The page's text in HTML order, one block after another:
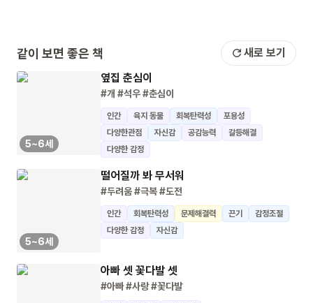
같이 보면 좋은 책 새로 보기
5~6세
옆집 춘심이
#개 #석우#춘심이
인간 육지 동물 회복탄력성
포용성
다양한관점
자신감 공감능력
갈등해결
다양한 감정
5~6세
떨어질까 봐 무서워
#두려움#극복#도전
인간 회복탄력성 문제해결력 끈기
감정조절
다양한 감정
자신감
아빠 셋 꽃다발 셋
#아빠#사랑#꽃다발